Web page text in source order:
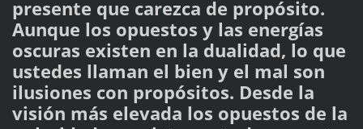
presente que carezca de propósito.
Aunque los opuestos y las energías
oscuras existen en la dualidad, lo que
ustedes llaman el bien y el mal son
ilusiones con propósitos. Desde la
visión más elevada los opuestos de la